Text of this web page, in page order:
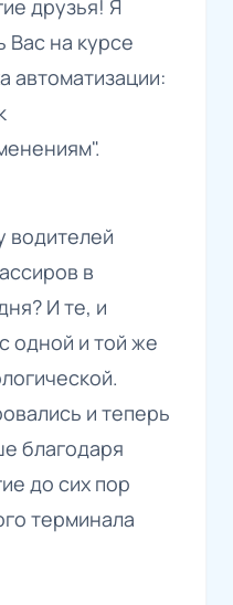
друзья! Я
Вас на курсе
автоматизации:
водителей
в
И те, и
одной и той же
и теперь
благодаря
до сих пор
терминала